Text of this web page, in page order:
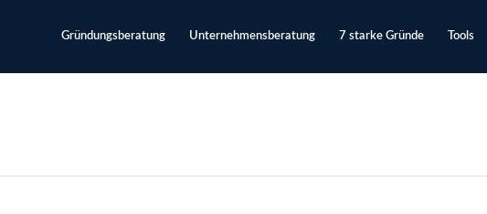
Gründungsberatung Unternehmensberatung 7 starke Gründe Tools